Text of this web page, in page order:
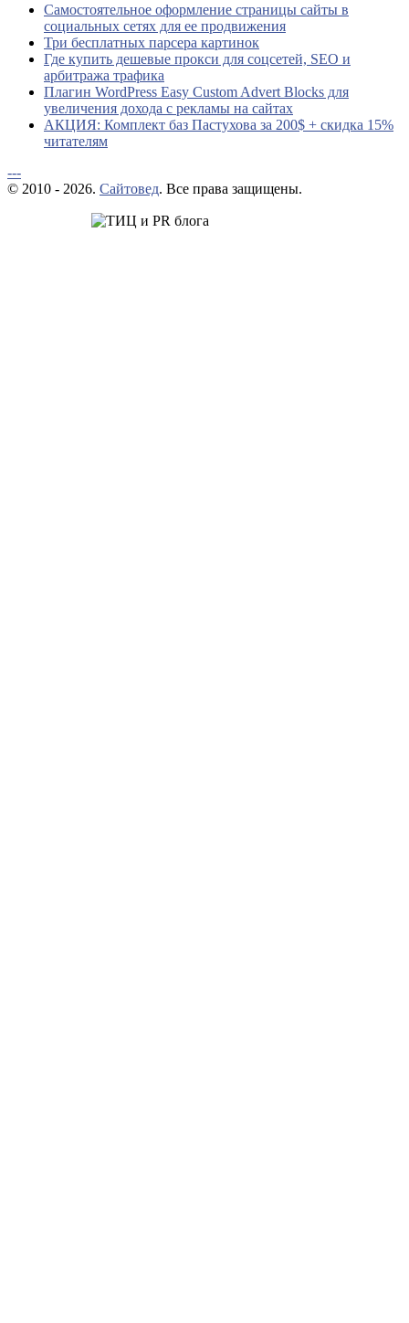
Самостоятельное оформление страницы сайты в
социальных сетях для ее продвижения
Три бесплатных парсера картинок
Где купить дешевые прокси для соцсетей, SEO и
арбитража трафика
Плагин WordPress Easy Custom Advert Blocks для
увеличения дохода с рекламы на сайтах
АКЦИЯ: Комплект баз Пастухова за 200$ + скидка 15%
читателям
---
© 2010 - 2026. Сайтовед. Все права защищены.